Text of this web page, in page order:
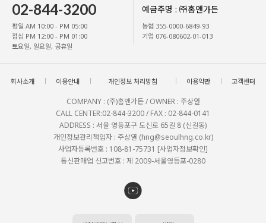
02-844-3200
평일 AM 10:00 - PM 05:00
점심 PM 12:00 - PM 01:00
토요일, 일요일, 공휴일
예금주명 : ㈜홈앤가든
농협 355-0000-6849-93
기업 076-080602-01-013
회사소개 이용안내 개인정보 처리방침 이용약관 고객센터
COMPANY : (주)홈앤가든 / OWNER : 주상열
CALL CENTER:02-844-3200 / FAX : 02-844-0141
ADDRESS : 서울 영등포구 도신로 65길 8 (신길동)
개인정보관리책임자 : 주상열 (hng@seoulhng.co.kr)
사업자등록번호 : 108-81-75731 [사업자정보확인]
통신판매업 신고번호 : 제 2009-서울영등포-0280